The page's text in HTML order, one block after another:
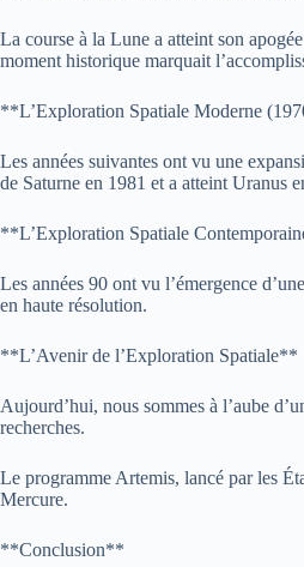
La course à la Lune a atteint son
moment historique marquait
**L’Exploration Spatiale Moderne
Les années suivantes ont vu une
de Saturne en 1981 et a atteint Uranus
**L’Exploration Spatiale
Les années 90 ont vu l’émergence
en haute résolution.
**L’Avenir de l’Exploration Spatiale**
Aujourd’hui, nous sommes à l’aube
recherches.
Le programme Artemis, lancé par les
Mercure.
**Conclusion**